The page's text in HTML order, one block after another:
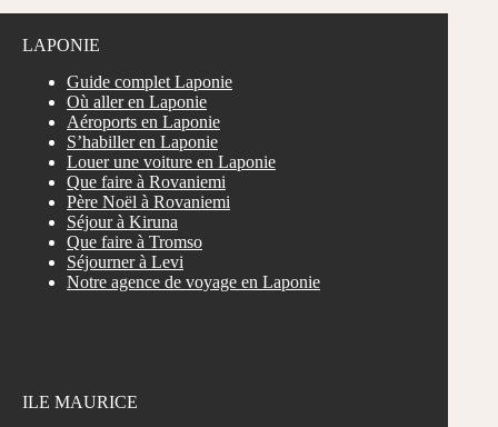
LAPONIE
Guide complet Laponie
Où aller en Laponie
Aéroports en Laponie
S’habiller en Laponie
Louer une voiture en Laponie
Que faire à Rovaniemi
Père Noël à Rovaniemi
Séjour à Kiruna
Que faire à Tromso
Séjourner à Levi
Notre agence de voyage en Laponie
ILE MAURICE